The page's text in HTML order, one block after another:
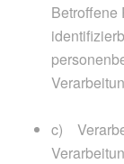
Betroffene
c)